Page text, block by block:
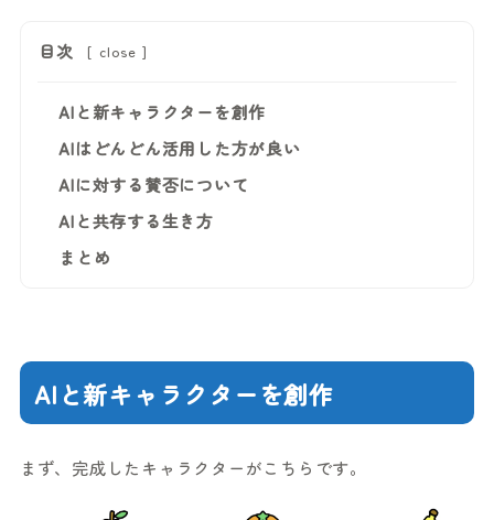
目次 [ close ]
AIと新キャラクターを創作
AIはどんどん活用した方が良い
AIに対する賛否について
AIと共存する生き方
まとめ
AIと新キャラクターを創作
まず、完成したキャラクターがこちらです。